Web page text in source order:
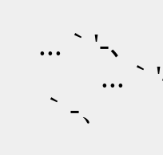
...
...